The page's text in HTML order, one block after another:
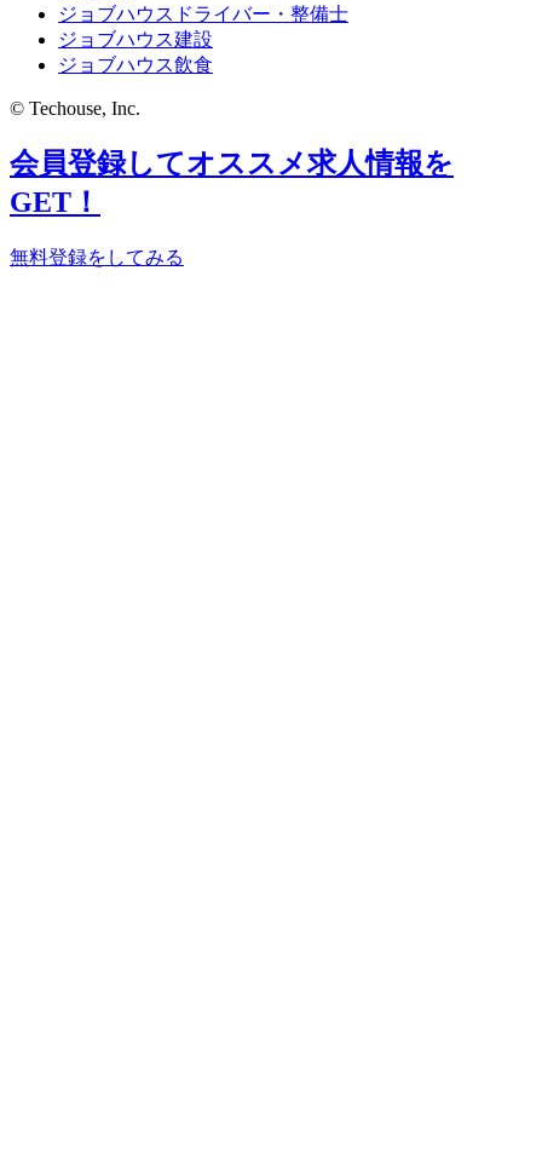
ジョブハウスドライバー・整備士
ジョブハウス建設
ジョブハウス飲食
© Techouse, Inc.
会員登録してオススメ求人情報を
GET！
無料登録をしてみる